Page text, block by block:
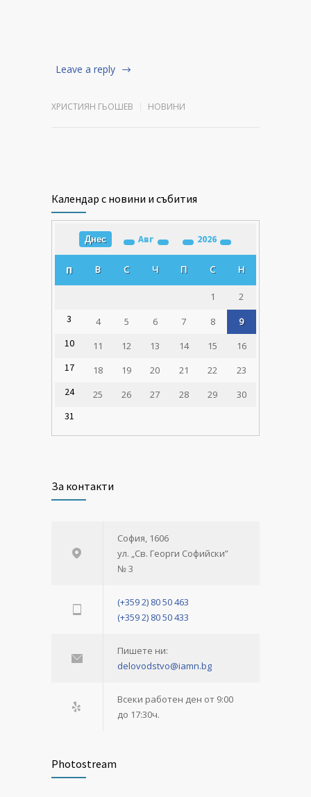
Leave a reply
ХРИСТИЯН ГЬОШЕВ НОВИНИ
Календар с новини и събития
Днес Авг 2026
П В С Ч П С Н
1
2
3
4 5 6 7 8
9
10
11 12 13 14 15
16
17
18 19 20 21 22
23
24
25 26 27 28 29
30
31
За контакти
София, 1606
ул. „Св. Георги Софийски”
№ 3
(+359 2) 80 50 463
(+359 2) 80 50 433
Пишете ни:
delovodstvo@iamn.bg
Всеки работен ден от 9:00
до 17:30ч.
Photostream